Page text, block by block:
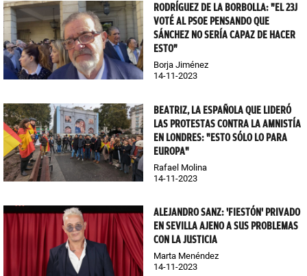
RODRÍGUEZ DE LA BORBOLLA: "EL 23J
VOTÉ AL PSOE PENSANDO QUE
SÁNCHEZ NO SERÍA CAPAZ DE HACER
ESTO"
Borja Jiménez
14-11-2023
BEATRIZ, LA ESPAÑOLA QUE LIDERÓ
LAS PROTESTAS CONTRA LA AMNISTÍA
EN LONDRES: "ESTO SÓLO LO PARA
EUROPA"
Rafael Molina
14-11-2023
ALEJANDRO SANZ: 'FIESTÓN' PRIVADO
EN SEVILLA AJENO A SUS PROBLEMAS
CON LA JUSTICIA
Marta Menéndez
14-11-2023